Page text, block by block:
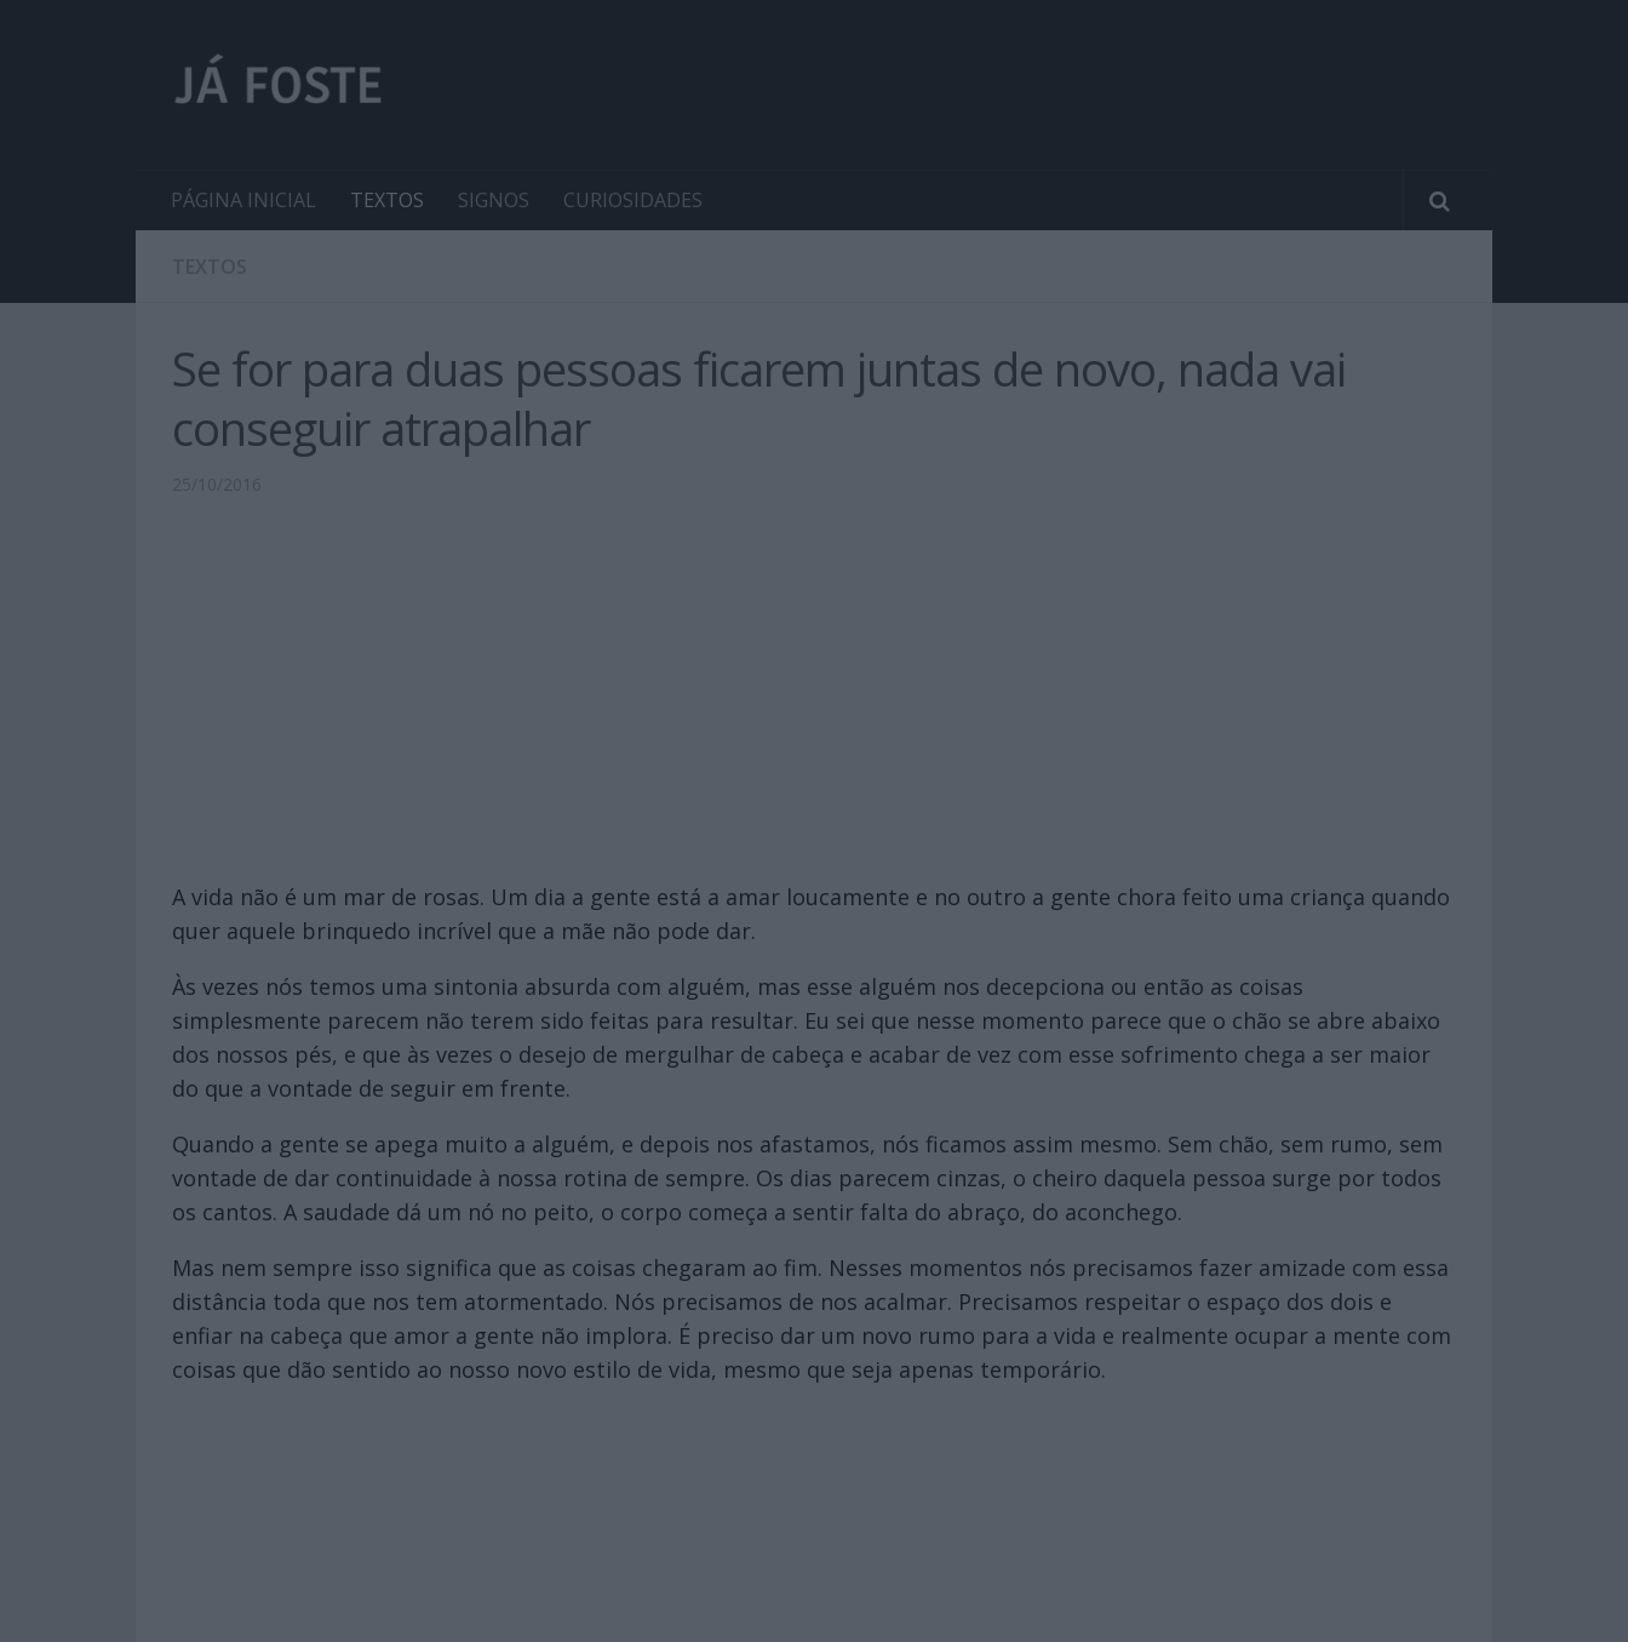
PÁGINA INICIAL TEXTOS SIGNOS CURIOSIDADES
Se for para duas pessoas ficarem juntas de novo, nada vai
conseguir atrapalhar
A vida não é um mar de rosas. Um dia a gente está a amar loucamente e no outro a gente chora feito uma criança quando
quer aquele brinquedo incrível que a mãe não pode dar.
Às vezes nós temos uma sintonia absurda com alguém, mas esse alguém nos decepciona ou então as coisas
simplesmente parecem não terem sido feitas para resultar. Eu sei que nesse momento parece que o chão se abre abaixo
dos nossos pés, e que às vezes o desejo de mergulhar de cabeça e acabar de vez com esse sofrimento chega a ser maior
do que a vontade de seguir em frente.
Quando a gente se apega muito a alguém, e depois nos afastamos, nós ficamos assim mesmo. Sem chão, sem rumo, sem
vontade de dar continuidade à nossa rotina de sempre. Os dias parecem cinzas, o cheiro daquela pessoa surge por todos
os cantos. A saudade dá um nó no peito, o corpo começa a sentir falta do abraço, do aconchego.
Mas nem sempre isso significa que as coisas chegaram ao fim. Nesses momentos nós precisamos fazer amizade com essa
distância toda que nos tem atormentado. Nós precisamos de nos acalmar. Precisamos respeitar o espaço dos dois e
enfiar na cabeça que amor a gente não implora. É preciso dar um novo rumo para a vida e realmente ocupar a mente com
coisas que dão sentido ao nosso novo estilo de vida, mesmo que seja apenas temporário.